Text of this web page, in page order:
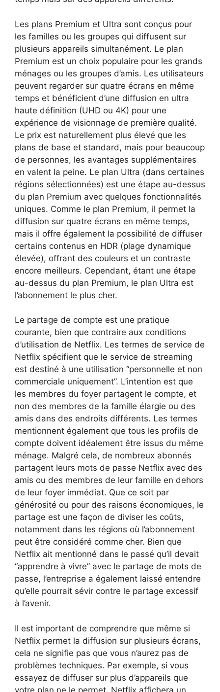
Les plans Premium et Ultra sont conçus pour
les familles ou les groupes qui diffusent sur
plusieurs appareils simultanément. Le plan
Premium est un choix populaire pour les grands
ménages ou les groupes d’amis. Les utilisateurs
peuvent regarder sur quatre écrans en même
temps et bénéficient d’une diffusion en ultra
haute définition (UHD ou 4K) pour une
expérience de visionnage de première qualité.
Le prix est naturellement plus élevé que les
plans de base et standard, mais pour beaucoup
de personnes, les avantages supplémentaires
en valent la peine. Le plan Ultra (dans certaines
régions sélectionnées) est une étape au-dessus
du plan Premium avec quelques fonctionnalités
uniques. Comme le plan Premium, il permet la
diffusion sur quatre écrans en même temps,
mais il offre également la possibilité de diffuser
certains contenus en HDR (plage dynamique
élevée), offrant des couleurs et un contraste
encore meilleurs. Cependant, étant une étape
au-dessus du plan Premium, le plan Ultra est
l’abonnement le plus cher.
Le partage de compte est une pratique
courante, bien que contraire aux conditions
d’utilisation de Netflix. Les termes de service de
Netflix spécifient que le service de streaming
est destiné à une utilisation “personnelle et non
commerciale uniquement”. L’intention est que
les membres du foyer partagent le compte, et
non des membres de la famille élargie ou des
amis dans des endroits différents. Les termes
mentionnent également que tous les profils de
compte doivent idéalement être issus du même
ménage. Malgré cela, de nombreux abonnés
partagent leurs mots de passe Netflix avec des
amis ou des membres de leur famille en dehors
de leur foyer immédiat. Que ce soit par
générosité ou pour des raisons économiques, le
partage est une façon de diviser les coûts,
notamment dans les régions où l’abonnement
peut être considéré comme cher. Bien que
Netflix ait mentionné dans le passé qu’il devait
“apprendre à vivre” avec le partage de mots de
passe, l’entreprise a également laissé entendre
qu’elle pourrait sévir contre le partage excessif
à l’avenir.
Il est important de comprendre que même si
Netflix permet la diffusion sur plusieurs écrans,
cela ne signifie pas que vous n’aurez pas de
problèmes techniques. Par exemple, si vous
essayez de diffuser sur plus d’appareils que
votre plan ne le permet, Netflix affichera un